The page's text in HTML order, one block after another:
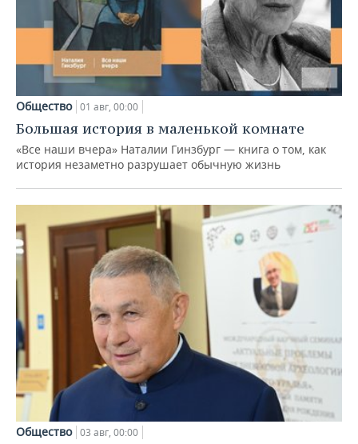
Общество 01 авг, 00:00
Большая история в маленькой комнате
«Все наши вчера» Наталии Гинзбург — книга о том, как
история незаметно разрушает обычную жизнь
Общество 03 авг, 00:00